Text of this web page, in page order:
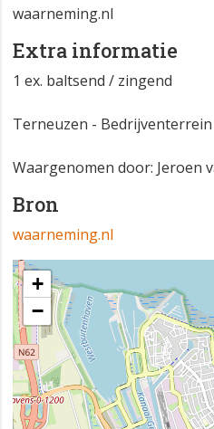
waarneming.nl
Extra informatie
1 ex. baltsend / zingend
Terneuzen - Bedrijventerrein
Waargenomen door: Jeroen
Bron
waarneming.nl
+
−